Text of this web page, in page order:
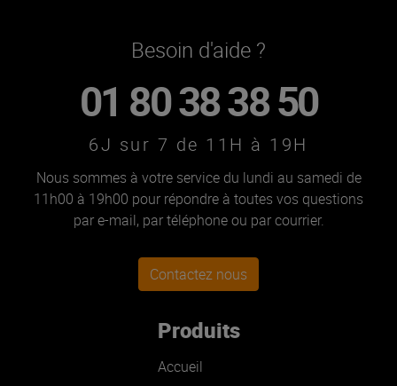
Besoin d'aide ?
01 80 38 38 50
6J sur 7 de 11H à 19H
Nous sommes à votre service du lundi au samedi de
11h00 à 19h00 pour répondre à toutes vos questions
par e-mail, par téléphone ou par courrier.
Contactez nous
Produits
Accueil